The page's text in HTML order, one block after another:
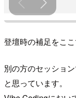
登壇時の補足をここ
別の方のセッショ
と思っています。